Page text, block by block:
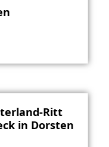
Ritt
in Dorsten